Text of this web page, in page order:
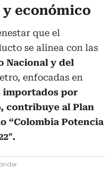
económico
que el
se alinea con las
Nacional y del
enfocadas en
importados por
contribuye al Plan
“Colombia Potencia